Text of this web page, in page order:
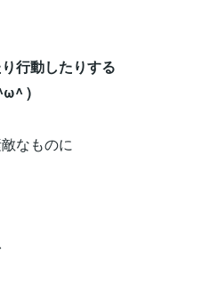
行動したりする
)
なものに